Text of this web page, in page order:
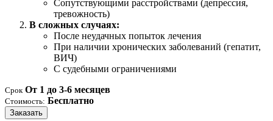
Сопутствующими расстройствами (депрессия,
тревожность)
В сложных случаях:
После неудачных попыток лечения
При наличии хронических заболеваний (гепатит,
ВИЧ)
С судебными ограничениями
Срок От 1 до 3-6 месяцев
Стоимость: Бесплатно
Заказать